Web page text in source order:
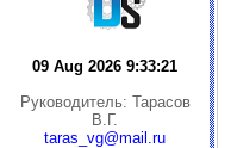
09 Aug 2026 9:33:22
Руководитель: Тарасов
В.Г.
taras_vg@mail.ru